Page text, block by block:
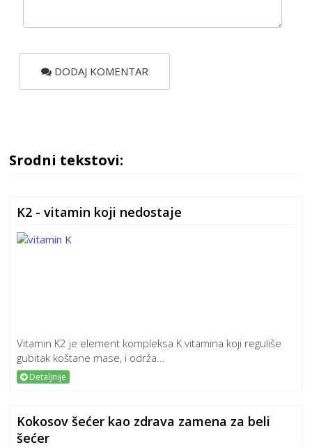
DODAJ KOMENTAR
Srodni tekstovi:
K2 - vitamin koji nedostaje
Vitamin K2 je element kompleksa K vitamina koji reguliše
gubitak koštane mase, i održa...
Detaljnije
Kokosov šećer kao zdrava zamena za beli
šećer